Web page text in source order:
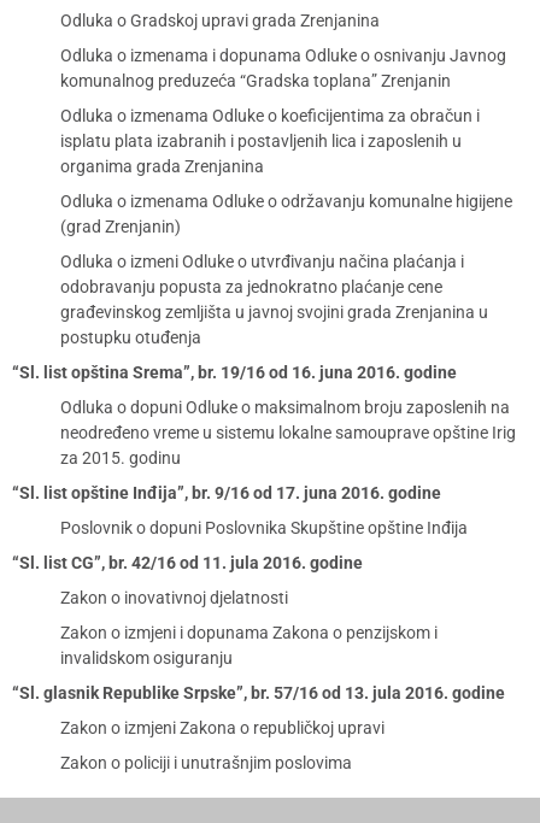
Odluka o Gradskoj upravi grada Zrenjanina
Odluka o izmenama i dopunama Odluke o osnivanju Javnog
komunalnog preduzeća “Gradska toplana” Zrenjanin
Odluka o izmenama Odluke o koeficijentima za obračun i
isplatu plata izabranih i postavljenih lica i zaposlenih u
organima grada Zrenjanina
Odluka o izmenama Odluke o održavanju komunalne higijene
(grad Zrenjanin)
Odluka o izmeni Odluke o utvrđivanju načina plaćanja i
odobravanju popusta za jednokratno plaćanje cene
građevinskog zemljišta u javnoj svojini grada Zrenjanina u
postupku otuđenja
“Sl. list opština Srema”, br. 19/16 od 16. juna 2016. godine
Odluka o dopuni Odluke o maksimalnom broju zaposlenih na
neodređeno vreme u sistemu lokalne samouprave opštine Irig
za 2015. godinu
“Sl. list opštine Inđija”, br. 9/16 od 17. juna 2016. godine
Poslovnik o dopuni Poslovnika Skupštine opštine Inđija
“Sl. list CG”, br. 42/16 od 11. jula 2016. godine
Zakon o inovativnoj djelatnosti
Zakon o izmjeni i dopunama Zakona o penzijskom i
invalidskom osiguranju
“Sl. glasnik Republike Srpske”, br. 57/16 od 13. jula 2016. godine
Zakon o izmjeni Zakona o republičkoj upravi
Zakon o policiji i unutrašnjim poslovima